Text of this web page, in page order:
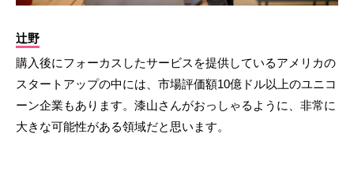
辻野
購入後にフォーカスしたサービスを提供しているアメリカの
スタートアップの中には、市場評価額10億ドル以上のユニコ
ーン企業もあります。漆山さんがおっしゃるように、非常に
大きな可能性がある領域だと思います。